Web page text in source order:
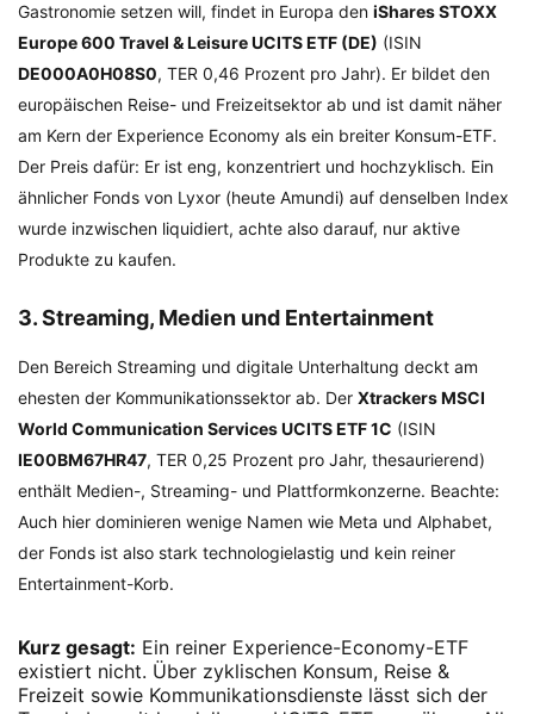
Gastronomie setzen will, findet in Europa den iShares STOXX
Europe 600 Travel & Leisure UCITS ETF (DE) (ISIN
DE000A0H08S0, TER 0,46 Prozent pro Jahr). Er bildet den
europäischen Reise- und Freizeitsektor ab und ist damit näher
am Kern der Experience Economy als ein breiter Konsum-ETF.
Der Preis dafür: Er ist eng, konzentriert und hochzyklisch. Ein
ähnlicher Fonds von Lyxor (heute Amundi) auf denselben Index
wurde inzwischen liquidiert, achte also darauf, nur aktive
Produkte zu kaufen.
3. Streaming, Medien und Entertainment
Den Bereich Streaming und digitale Unterhaltung deckt am
ehesten der Kommunikationssektor ab. Der Xtrackers MSCI
World Communication Services UCITS ETF 1C (ISIN
IE00BM67HR47, TER 0,25 Prozent pro Jahr, thesaurierend)
enthält Medien-, Streaming- und Plattformkonzerne. Beachte:
Auch hier dominieren wenige Namen wie Meta und Alphabet,
der Fonds ist also stark technologielastig und kein reiner
Entertainment-Korb.
Kurz gesagt: Ein reiner Experience-Economy-ETF
existiert nicht. Über zyklischen Konsum, Reise &
Freizeit sowie Kommunikationsdienste lässt sich der